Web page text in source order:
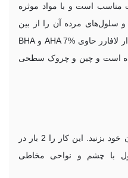
مناسب است و با مواد موثره
سلول‌های مرده آن را از بین
می‌برد. پد پاکسازی کننده و لایه بردار لافارر حاوی AHA 7% و BHA
است و چین و چروک سطحی
پد را به پوست تمیز صورت یا گردن خود بزنید. این کار را 2 بار در
با چشم و نواحی مخاطی